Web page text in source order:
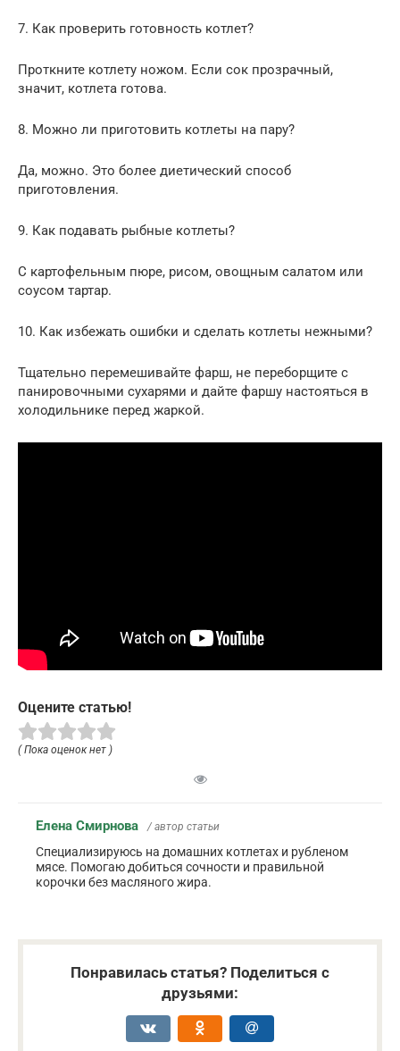
7. Как проверить готовность котлет?
Проткните котлету ножом. Если сок прозрачный,
значит, котлета готова.
8. Можно ли приготовить котлеты на пару?
Да, можно. Это более диетический способ
приготовления.
9. Как подавать рыбные котлеты?
С картофельным пюре, рисом, овощным салатом или
соусом тартар.
10. Как избежать ошибки и сделать котлеты нежными?
Тщательно перемешивайте фарш, не переборщите с
панировочными сухарями и дайте фаршу настояться в
холодильнике перед жаркой.
Оцените статью!
( Пока оценок нет )
Елена Смирнова / автор статьи
Специализируюсь на домашних котлетах и рубленом
мясе. Помогаю добиться сочности и правильной
корочки без масляного жира.
Понравилась статья? Поделиться с
друзьями: